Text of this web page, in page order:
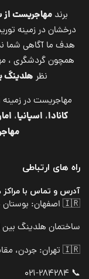
برندمهاجریست از
درخشان در زمینه
هدف ما آگاهی شما
همچون گردشگری ،
نظر هلدینگ
مهاجریست در زمینه
کانادا، اسپانیا،
راه های ارتباطی
آدرس و تماس با
🇮🇷 اصفهان: بوستان سعدی بعد از هتل چهل پنجره
ساختمان هلدینگ بین
🇮🇷 تهران: جردن، مقابل سوپر جردن
📞 021-284284